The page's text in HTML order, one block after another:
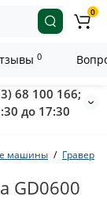
68 100 166;
до 17:30
0
машины Гравер
GD0600
0